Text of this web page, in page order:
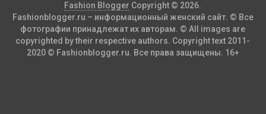
Fashion Blogger Copyright © 2026.
Fashionblogger.ru – информационный женский сайт. © Все
фотографии принадлежат их авторам. © All images are
copyrighted by their respective authors. Copyright text 2011-
2020 © Fashionblogger.ru. Все права защищены. 16+